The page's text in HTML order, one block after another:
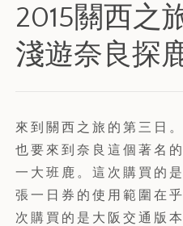
2015關西之
淺遊奈良探
來到關西之旅的第三日
也要來到奈良這個著名
一大班鹿。這次購買的
張一日券的使用範圍在
次購買的是大阪交通版